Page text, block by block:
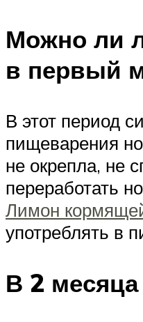
Можно ли
в первый
В этот период
пищеварения
не окрепла, не
переработать
Лимон
употреблять в
В 2 месяца